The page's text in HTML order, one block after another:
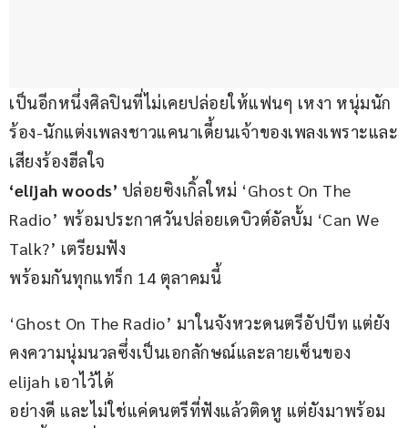
เป็นอีกหนึ่งศิลปินที่ไม่เคยปล่อยให้แฟนๆ เหงา หนุ่มนัก
ร้อง-นักแต่งเพลงชาวแคนาเดี้ยนเจ้าของเพลงเพราะและ
เสียงร้องฮีลใจ
‘elijah woods’ ปล่อยซิงเกิ้ลใหม่ ‘Ghost On The
Radio’ พร้อมประกาศวันปล่อยเดบิวต์อัลบั้ม ‘Can We
Talk?’ เตรียมฟัง
พร้อมกันทุกแทร็ก 14 ตุลาคมนี้
‘Ghost On The Radio’ มาในจังหวะดนตรีอัปบีท แต่ยัง
คงความนุ่มนวลซึ่งเป็นเอกลักษณ์และลายเซ็นของ
elijah เอาไว้ได้
อย่างดี และไม่ใช่แค่ดนตรีที่ฟังแล้วติดหู แต่ยังมาพร้อม